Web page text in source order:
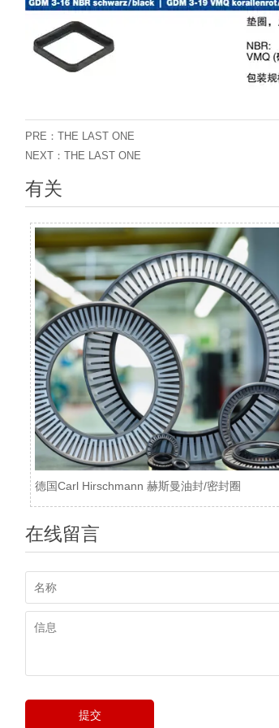
PRE：THE LAST ONE
NEXT：THE LAST ONE
有关
德国Carl Hirschmann 赫斯曼油封/密封圈
在线留言
提交